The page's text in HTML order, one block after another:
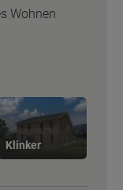
Wohnen
Klinker